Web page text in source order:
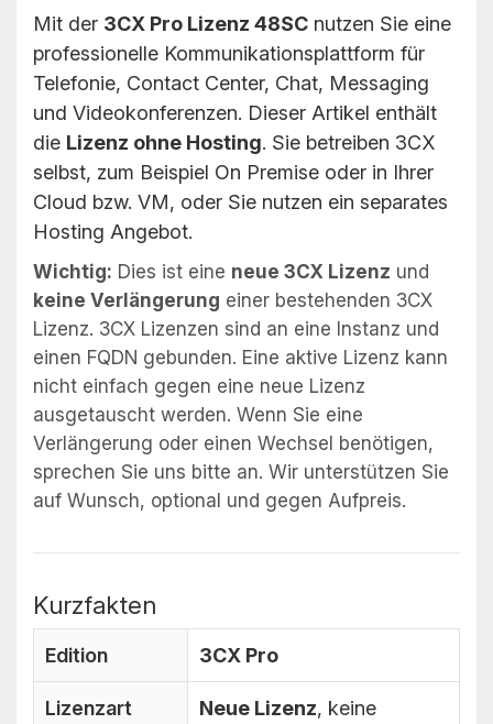
Mit der 3CX Pro Lizenz 48SC nutzen Sie eine
professionelle Kommunikationsplattform für
Telefonie, Contact Center, Chat, Messaging
und Videokonferenzen. Dieser Artikel enthält
die Lizenz ohne Hosting. Sie betreiben 3CX
selbst, zum Beispiel On Premise oder in Ihrer
Cloud bzw. VM, oder Sie nutzen ein separates
Hosting Angebot.
Wichtig: Dies ist eine neue 3CX Lizenz und
keine Verlängerung einer bestehenden 3CX
Lizenz. 3CX Lizenzen sind an eine Instanz und
einen FQDN gebunden. Eine aktive Lizenz kann
nicht einfach gegen eine neue Lizenz
ausgetauscht werden. Wenn Sie eine
Verlängerung oder einen Wechsel benötigen,
sprechen Sie uns bitte an. Wir unterstützen Sie
auf Wunsch, optional und gegen Aufpreis.
Kurzfakten
Edition 3CX Pro
Lizenzart Neue Lizenz, keine